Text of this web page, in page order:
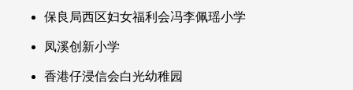
保良局西区妇女福利会冯李佩瑶小学
凤溪创新小学
香港仔浸信会白光幼稚园